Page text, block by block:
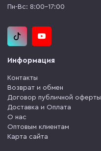
Пн-Вс: 8:00-17:00
Информация
Контакты
Возврат и обмен
Договор публичной оферты
Доставка и Оплата
О нас
Оптовым клиентам
Карта сайта